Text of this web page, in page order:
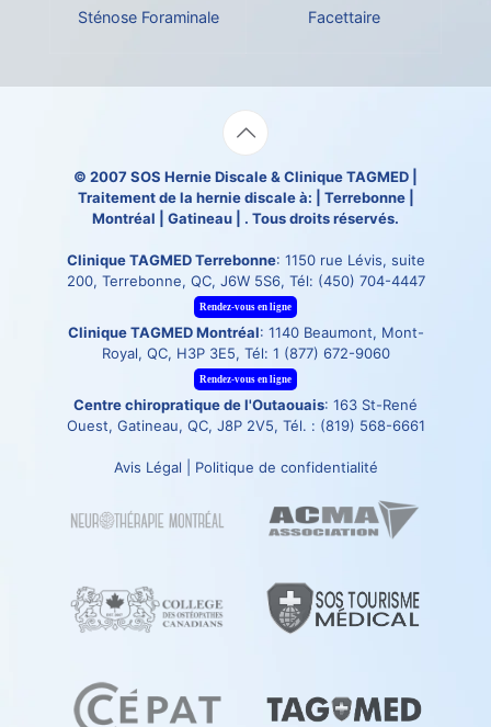
Sténose Foraminale
Facettaire
© 2007SOS Hernie Discale& Clinique TAGMED
Traitement de la hernie discale à: | Terrebonne |
Montréal | Gatineau | . Tous droits réservés.
Clinique TAGMED Terrebonne: 1150 rue Lévis, suite
200, Terrebonne, QC, J6W 5S6, Tél: (450) 704-4447
Rendez-vous en ligne
Clinique TAGMED Montréal: 1140 Beaumont, Mont-
Royal, QC, H3P 3E5, Tél: 1 (877) 672-9060
Rendez-vous en ligne
Centre chiropratique de l'Outaouais: 163 St-René
Ouest, Gatineau, QC, J8P 2V5, Tél. : (819) 568-6661
Avis Légal Politique de confidentialité